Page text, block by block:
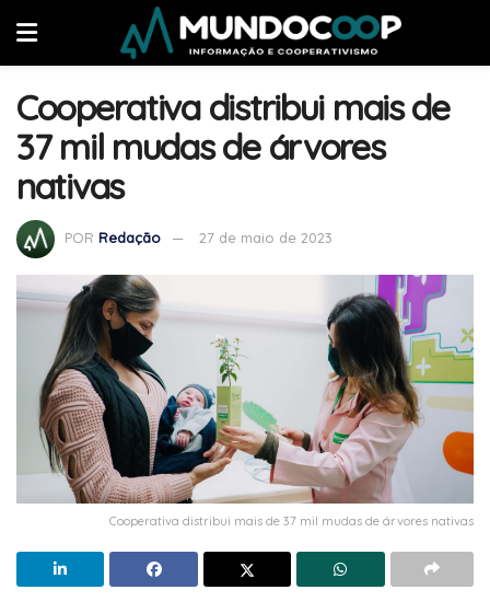
Cooperativa distribui mais de
37 mil mudas de árvores
nativas
POR Redação 27 de maio de 2023
Cooperativa distribui mais de 37 mil mudas de árvores nativas